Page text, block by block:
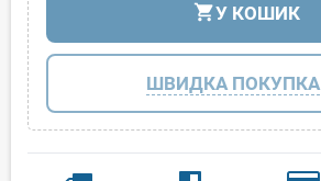
shopping_cartУ КОШИК
ШВИДКА ПОКУПКА